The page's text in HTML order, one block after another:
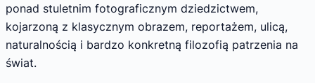
ponad stuletnim fotograficznym dziedzictwem,
kojarzoną z klasycznym obrazem, reportażem, ulicą,
naturalnością i bardzo konkretną filozofią patrzenia na
świat.